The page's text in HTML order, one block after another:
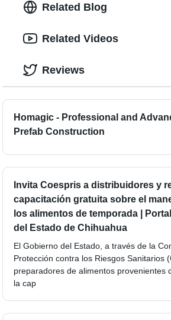
Related Blog
Homagic - Professional and
Prefab Construction
Invita Coespris a distribuidores y
capacitación gratuita sobre el
los alimentos de temporada |
del Estado de Chihuahua
El Gobierno del Estado, a través de la
Protección contra los Riesgos Sanitarios
preparadores de alimentos provenientes
la cap
Related Videos
Reviews